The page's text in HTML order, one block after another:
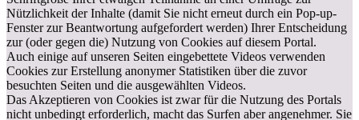
Nützlichkeit der Inhalte (damit Sie nicht erneut durch ein Pop-up-
Fenster zur Beantwortung aufgefordert werden) Ihrer Entscheidung
zur (oder gegen die) Nutzung von Cookies auf diesem Portal.
Auch einige auf unseren Seiten eingebettete Videos verwenden
Cookies zur Erstellung anonymer Statistiken über die zuvor
besuchten Seiten und die ausgewählten Videos.
Das Akzeptieren von Cookies ist zwar für die Nutzung des Portals
nicht unbedingt erforderlich, macht das Surfen aber angenehmer. Sie